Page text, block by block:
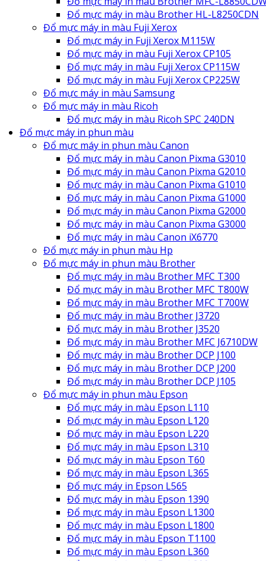
Đổ mực máy in màu Brother HL-L8250CDN
Đổ mực máy in màu Fuji Xerox
Đổ mực máy in Fuji Xerox M115W
Đổ mực máy in màu Fuji Xerox CP105
Đổ mực máy in màu Fuji Xerox CP115W
Đổ mực máy in màu Fuji Xerox CP225W
Đổ mực máy in màu Samsung
Đổ mực máy in màu Ricoh
Đổ mực máy in màu Ricoh SPC 240DN
Đổ mực máy in phun màu
Đổ mực máy in phun màu Canon
Đổ mực máy in màu Canon Pixma G3010
Đổ mực máy in màu Canon Pixma G2010
Đổ mực máy in màu Canon Pixma G1010
Đổ mực máy in màu Canon Pixma G1000
Đổ mực máy in màu Canon Pixma G2000
Đổ mực máy in màu Canon Pixma G3000
Đổ mực máy in màu Canon iX6770
Đổ mực máy in phun màu Hp
Đổ mực máy in phun màu Brother
Đổ mực máy in màu Brother MFC T300
Đổ mực máy in màu Brother MFC T800W
Đổ mực máy in màu Brother MFC T700W
Đổ mực máy in màu Brother J3720
Đổ mực máy in màu Brother J3520
Đổ mực máy in màu Brother MFC J6710DW
Đổ mực máy in màu Brother DCP J100
Đổ mực máy in màu Brother DCP J200
Đổ mực máy in màu Brother DCP J105
Đổ mực máy in phun màu Epson
Đổ mực máy in màu Epson L110
Đổ mực máy in màu Epson L120
Đổ mực máy in màu Epson L220
Đổ mực máy in màu Epson L310
Đổ mực máy in màu Epson T60
Đổ mực máy in màu Epson L365
Đổ mực máy in Epson L565
Đổ mực máy in màu Epson 1390
Đổ mực máy in màu Epson L1300
Đổ mực máy in màu Epson L1800
Đổ mực máy in màu Epson T1100
Đổ mực máy in màu Epson L360